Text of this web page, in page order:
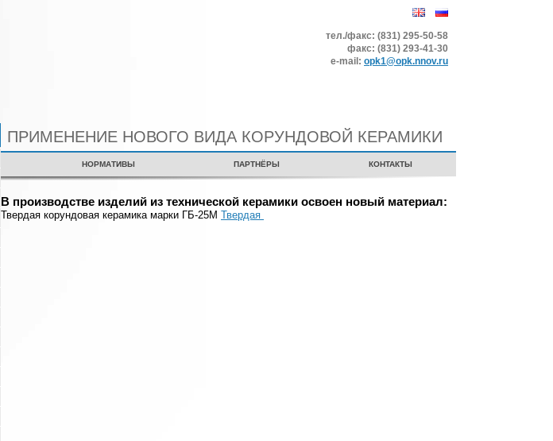
тел./факс: (831) 295-50-58
факс: (831) 293-41-30
е-mail: opk1@opk.nnov.ru
НОРМАТИВЫ ПАРТНЁРЫ КОНТАКТЫ
ПРИМЕНЕНИЕ НОВОГО ВИДА КОРУНДОВОЙ КЕРАМИКИ
В производстве изделий из технической керамики освоен новый материал:
Твердая корундовая керамика марки ГБ-25М Твердая